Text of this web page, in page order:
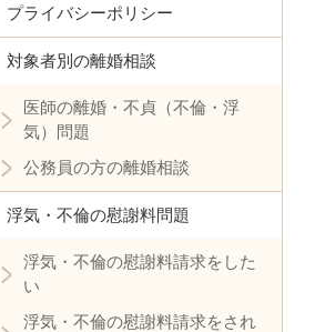
プライバシーポリシー
対象者別の離婚相談
医師の離婚・不貞（不倫・浮
気）問題
公務員の方の離婚相談
浮気・不倫の慰謝料問題
浮気・不倫の慰謝料請求をした
い
浮気・不倫の慰謝料請求をされ